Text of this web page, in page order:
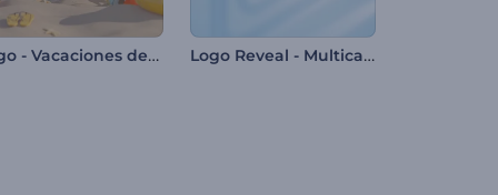
Logo - Vacaciones de Verano Logo Reveal - Multicapas